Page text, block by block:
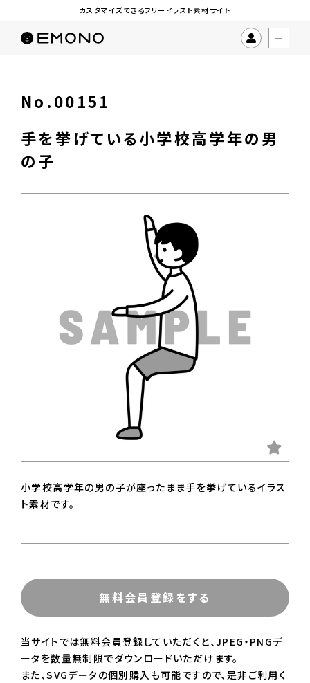
カスタマイズできるフリーイラスト素材サイト
No.00151
手を挙げている小学校高学年の男
の子
小学校高学年の男の子が座ったまま手を挙げているイラス
ト素材です。
無料会員登録をする
当サイトでは無料会員登録していただくと、JPEG・PNGデ
ータを数量無制限でダウンロードいただけます。
また、SVGデータの個別購入も可能ですので、是非ご利用く